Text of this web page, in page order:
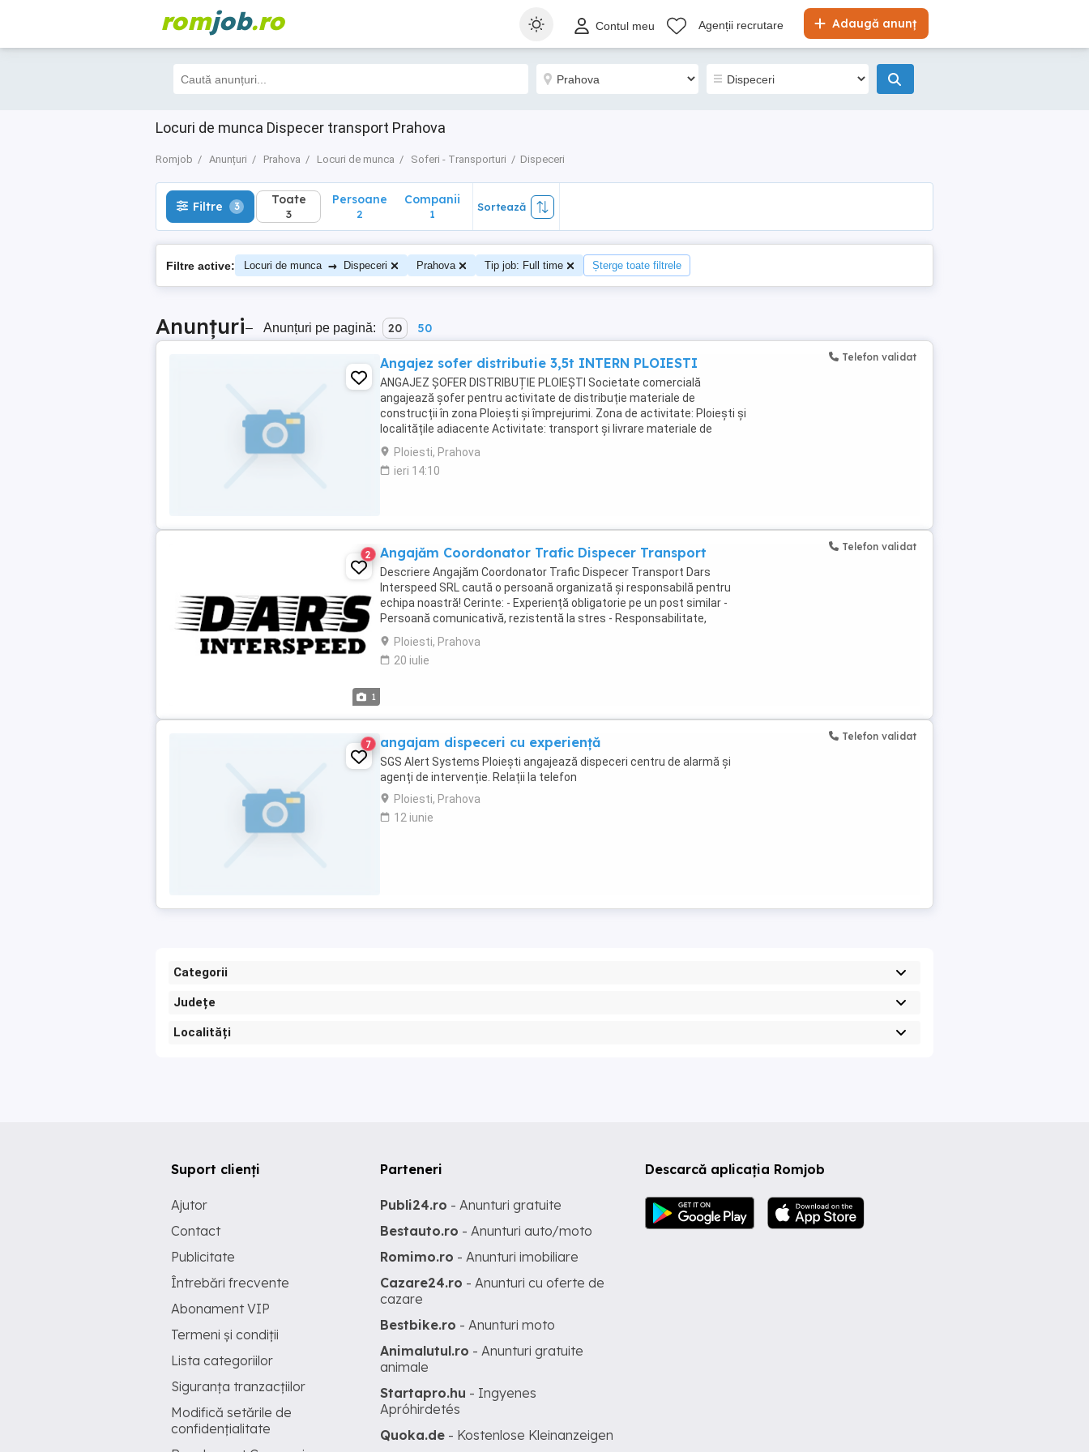
romjob.ro Adaugă anunț
Contul meu Agenții recrutare
Locuri de munca Dispecer transport Prahova
Romjob Anunțuri Prahova Locuri de munca Soferi - Transporturi Dispeceri
Filtre 3 Toate
3
Filtre 3 Toate
3
Persoane
2
Companii
1
Sortează
Filtre active: Locuri de munca → Dispeceri Prahova Tip job: Full time Șterge toate filtrele
Anunțuri– Anunțuri pe pagină: 20 50
Angajez sofer distributie 3,5t INTERN PLOIESTI
ANGAJEZ ȘOFER DISTRIBUȚIE PLOIEȘTI Societate comercială
angajează șofer pentru activitate de distribuție materiale de
construcții în zona Ploiești și împrejurimi. Zona de activitate: Ploiești și
localitățile adiacente Activitate: transport și livrare materiale de
construcții către clienți și ...
Ploiesti, Prahova
ieri 14:10
Telefon validat
1
2 Angajăm Coordonator Trafic Dispecer Transport
Descriere Angajăm Coordonator Trafic Dispecer Transport Dars
Interspeed SRL caută o persoană organizată și responsabilă pentru
echipa noastră! Cerinte: - Experiență obligatorie pe un post similar -
Persoană comunicativă, rezistentă la stres - Responsabilitate,
corectitudine și seriozitate - ...
Ploiesti, Prahova
20 iulie
Telefon validat
7 angajam dispeceri cu experiență
SGS Alert Systems Ploiești angajează dispeceri centru de alarmă și
agenți de intervenție. Relații la telefon
Ploiesti, Prahova
12 iunie
Telefon validat
Categorii
Județe
Localități
Descarcă aplicația Romjob
Suport clienți
Ajutor
Contact
Publicitate
Întrebări frecvente
Abonament VIP
Termeni și condiții
Lista categoriilor
Siguranța tranzacțiilor
Modifică setările de
confidențialitate
Parteneri
Publi24.ro - Anunturi gratuite
Bestauto.ro - Anunturi auto/moto
Romimo.ro - Anunturi imobiliare
Cazare24.ro - Anunturi cu oferte de
cazare
Bestbike.ro - Anunturi moto
Animalutul.ro - Anunturi gratuite
animale
Startapro.hu - Ingyenes
Apróhirdetés
Quoka.de - Kostenlose Kleinanzeigen